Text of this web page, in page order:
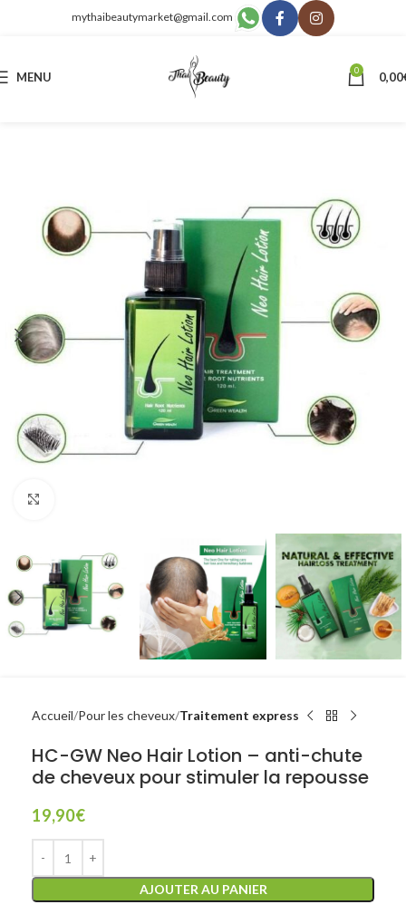
mythaibeautymarket@gmail.com
MENU 0 0,00
Accueil Pour les cheveux Traitement express
HC-GW Neo Hair Lotion – anti-chute
de cheveux pour stimuler la repousse
19,90€
AJOUTER AU PANIER